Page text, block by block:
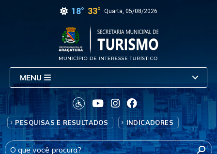
18° 33° Quarta, 05/08/2026
MENU
PESQUISAS E RESULTADOS INDICADORES